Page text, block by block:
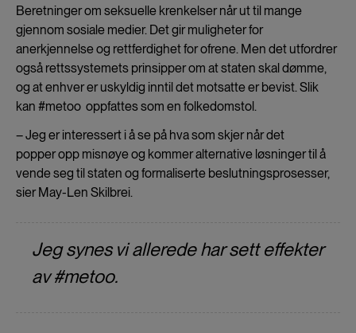
Beretninger om seksuelle krenkelser når ut til mange
gjennom sosiale medier. Det gir muligheter for
anerkjennelse og rettferdighet for ofrene. Men det utfordrer
også rettssystemets prinsipper om at staten skal dømme,
og at enhver er uskyldig inntil det motsatte er bevist. Slik
kan #metoo oppfattes som en folkedomstol.
– Jeg er interessert i å se på hva som skjer når det
popper opp misnøye og kommer alternative løsninger til å
vende seg til staten og formaliserte beslutningsprosesser,
sier May-Len Skilbrei.
Jeg synes vi allerede har sett effekter
av #metoo.